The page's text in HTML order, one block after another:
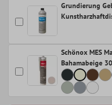
Grundierung
Schönox MES
Bahamabeige